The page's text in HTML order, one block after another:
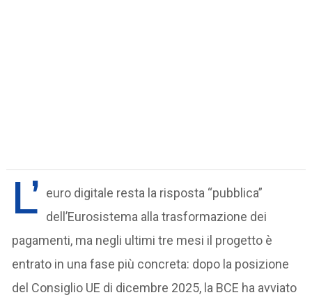
L’ euro digitale resta la risposta “pubblica”
dell’Eurosistema alla trasformazione dei
pagamenti, ma negli ultimi tre mesi il progetto è
entrato in una fase più concreta: dopo la posizione
del Consiglio UE di dicembre 2025, la BCE ha avviato